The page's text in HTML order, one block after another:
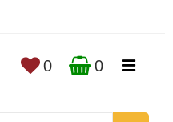
0 0